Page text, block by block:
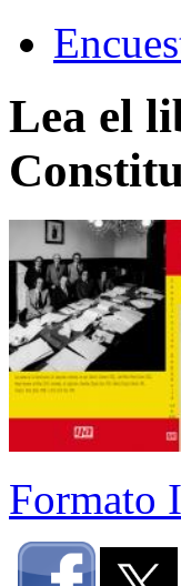
Lea el
Formato